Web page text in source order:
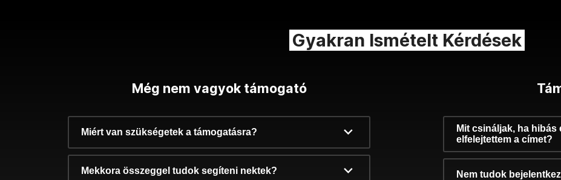
Gyakran Ismételt Kérdések
Még nem vagyok támogató
Miért van szükségetek a támogatásra?
Mekkora összeggel tudok segíteni nektek?
Mit csináljak, ha
elfelejtettem a címet?
Nem tudok